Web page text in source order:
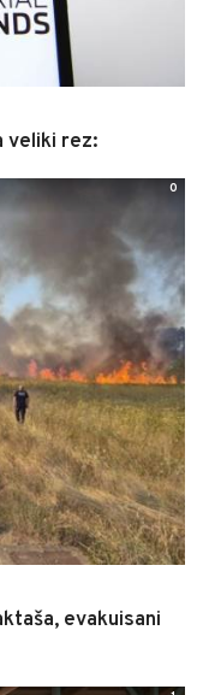
veliki rez:
evakuisani
0